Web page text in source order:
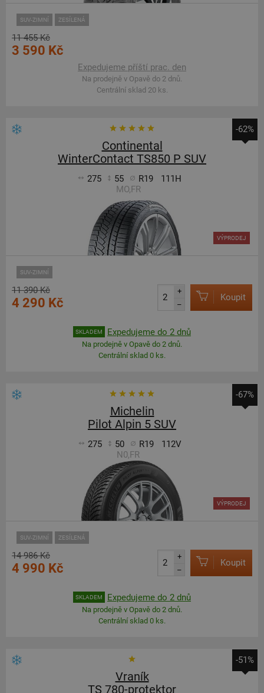
SUV-ZIMNÍ ZESÍLENÁ
11 455 Kč
3 590 Kč
Expedujeme příští prac. den
Na prodejně v Opavě do 2 dnů.
Centrální sklad 20 ks.
-62%
Continental
WinterContact TS850 P SUV
275 55 R19
111H
MO,FR
SUV-ZIMNÍ
VÝPRODEJ
11 390 Kč
4 290 Kč
+
–
Koupit
SKLADEM Expedujeme do 2 dnů
Na prodejně v Opavě do 2 dnů.
Centrální sklad 0 ks.
-67%
Michelin
Pilot Alpin 5 SUV
275 50 R19
112V
N0,FR
SUV-ZIMNÍ ZESÍLENÁ
VÝPRODEJ
14 986 Kč
4 990 Kč
+
–
Koupit
SKLADEM Expedujeme do 2 dnů
Na prodejně v Opavě do 2 dnů.
Centrální sklad 0 ks.
-51%
Vraník
TS 780-protektor